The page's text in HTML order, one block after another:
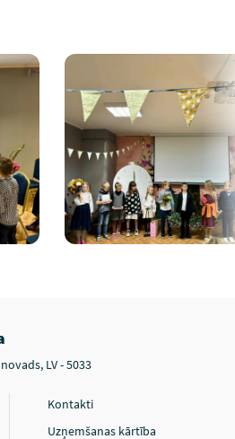
LV - 5033
Kontakti
Uzņemšanas kārtība